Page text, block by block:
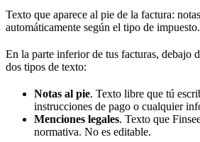
Texto que aparece al pie de la factura:
automáticamente según el tipo de impuesto.
En la parte inferior de tus facturas, debajo
dos tipos de texto:
Notas al pie. Texto libre que tú
instrucciones de pago o cualquier
Menciones legales. Texto que
normativa. No es editable.